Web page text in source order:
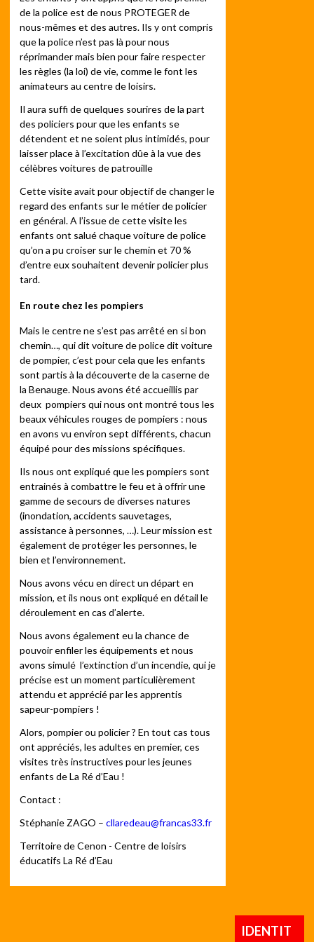
de la police est de nous PROTEGER de
nous-mêmes et des autres. Ils y ont compris
que la police n’est pas là pour nous
réprimander mais bien pour faire respecter
les règles (la loi) de vie, comme le font les
animateurs au centre de loisirs.
Il aura suffi de quelques sourires de la part
des policiers pour que les enfants se
détendent et ne soient plus intimidés, pour
laisser place à l’excitation dûe à la vue des
célèbres voitures de patrouille
Cette visite avait pour objectif de changer le
regard des enfants sur le métier de policier
en général. A l’issue de cette visite les
enfants ont salué chaque voiture de police
qu’on a pu croiser sur le chemin et 70 %
d’entre eux souhaitent devenir policier plus
tard.
En route chez les pompiers
Mais le centre ne s’est pas arrêté en si bon
chemin…, qui dit voiture de police dit voiture
de pompier, c’est pour cela que les enfants
sont partis à la découverte de la caserne de
la Benauge. Nous avons été accueillis par
deux pompiers qui nous ont montré tous les
beaux véhicules rouges de pompiers : nous
en avons vu environ sept différents, chacun
équipé pour des missions spécifiques.
Ils nous ont expliqué que les pompiers sont
entrainés à combattre le feu et à offrir une
gamme de secours de diverses natures
(inondation, accidents sauvetages,
assistance à personnes, …). Leur mission est
également de protéger les personnes, le
bien et l’environnement.
Nous avons vécu en direct un départ en
mission, et ils nous ont expliqué en détail le
déroulement en cas d’alerte.
Nous avons également eu la chance de
pouvoir enfiler les équipements et nous
avons simulé l’extinction d’un incendie, qui je
précise est un moment particulièrement
attendu et apprécié par les apprentis
sapeur-pompiers !
Alors, pompier ou policier ? En tout cas tous
ont appréciés, les adultes en premier, ces
visites très instructives pour les jeunes
enfants de La Ré d’Eau !
Contact :
Stéphanie ZAGO – cllaredeau@francas33.fr
Territoire de Cenon - Centre de loisirs
éducatifs La Ré d’Eau
IDENTIT